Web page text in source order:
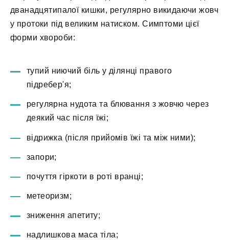
дванадцятипалої кишки, регулярно викидаючи жовч
у протоки під великим натиском. Симптоми цієї
форми хвороби:
тупий ниючий біль у ділянці правого
підребер'я;
регулярна нудота та блювання з жовчю через
деякий час після їжі;
відрижка (після прийомів їжі та між ними);
запори;
почуття гіркоти в роті вранці;
метеоризм;
зниження апетиту;
надлишкова маса тіла;